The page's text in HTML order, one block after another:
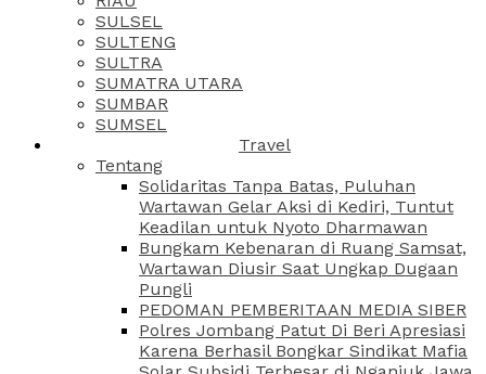
SULSEL
SULTENG
SULTRA
SUMATRA UTARA
SUMBAR
SUMSEL
Travel
Tentang
Solidaritas Tanpa Batas, Puluhan
Wartawan Gelar Aksi di Kediri, Tuntut
Keadilan untuk Nyoto Dharmawan
Bungkam Kebenaran di Ruang Samsat,
Wartawan Diusir Saat Ungkap Dugaan
Pungli
PEDOMAN PEMBERITAAN MEDIA SIBER
Polres Jombang Patut Di Beri Apresiasi
Karena Berhasil Bongkar Sindikat Mafia